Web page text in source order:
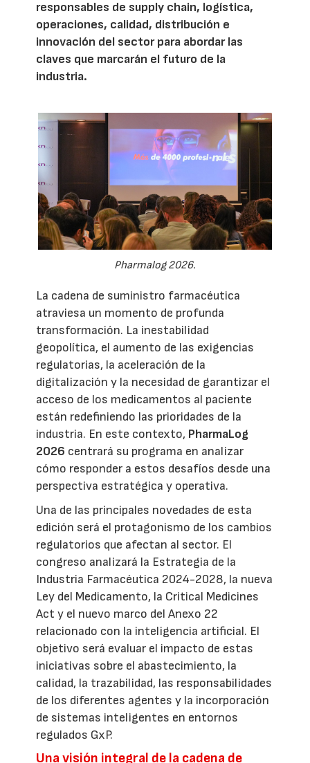
responsables de supply chain, logística,
operaciones, calidad, distribución e
innovación del sector para abordar las
claves que marcarán el futuro de la
industria.
Pharmalog 2026.
La cadena de suministro farmacéutica
atraviesa un momento de profunda
transformación. La inestabilidad
geopolítica, el aumento de las exigencias
regulatorias, la aceleración de la
digitalización y la necesidad de garantizar el
acceso de los medicamentos al paciente
están redefiniendo las prioridades de la
industria. En este contexto, PharmaLog
2026 centrará su programa en analizar
cómo responder a estos desafíos desde una
perspectiva estratégica y operativa.
Una de las principales novedades de esta
edición será el protagonismo de los cambios
regulatorios que afectan al sector. El
congreso analizará la Estrategia de la
Industria Farmacéutica 2024-2028, la nueva
Ley del Medicamento, la Critical Medicines
Act y el nuevo marco del Anexo 22
relacionado con la inteligencia artificial. El
objetivo será evaluar el impacto de estas
iniciativas sobre el abastecimiento, la
calidad, la trazabilidad, las responsabilidades
de los diferentes agentes y la incorporación
de sistemas inteligentes en entornos
regulados GxP.
Una visión integral de la cadena de